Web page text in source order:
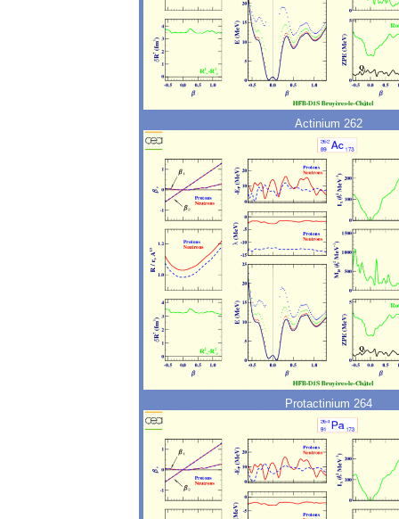
Actinium 262
Protactinium 264